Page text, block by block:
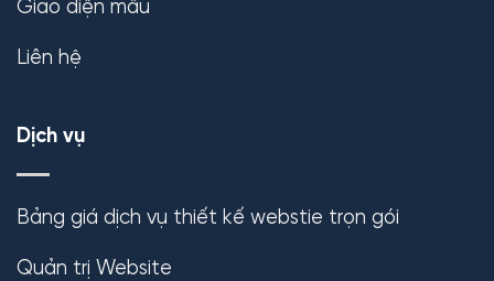
Giao diện mẫu
Liên hệ
Dịch vụ
Bảng giá dịch vụ thiết kế webstie trọn gói
Quản trị Website